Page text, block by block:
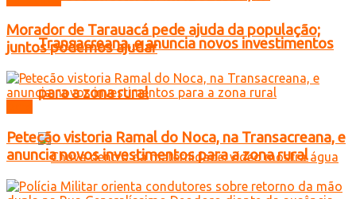
Transacreana, e anuncia novos investimentos
para a zona rural
Morador de Tarauacá pede ajuda da população;
juntos podemos ajudar
Petecão vistoria Ramal do Noca, na Transacreana, e
anuncia novos investimentos para a zona rural